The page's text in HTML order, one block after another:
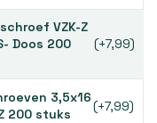
VZK-Z
Doos 200
(+7,99)
3,5x16
200 stuks
(+7,99)